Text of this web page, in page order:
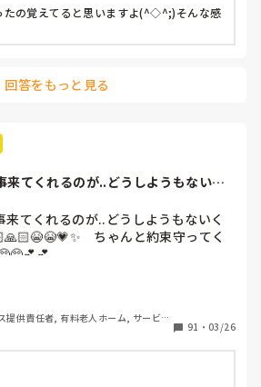
ユニット型特養, 障害者支援施設, 訪問入浴
たの覚えてると思いますよ(^◇^;)そんな感
回答をもっと見る
来てくれるのが..どうしようもないく
来てくれるのが..どうしようもないく
　ちゃんと約束守ってく
なってないけど..それでもちゃんと向
る事にすこし安堵する(*´×`*)
提供責任者, 有料老人ホーム, サービス
91 ・ 03/26